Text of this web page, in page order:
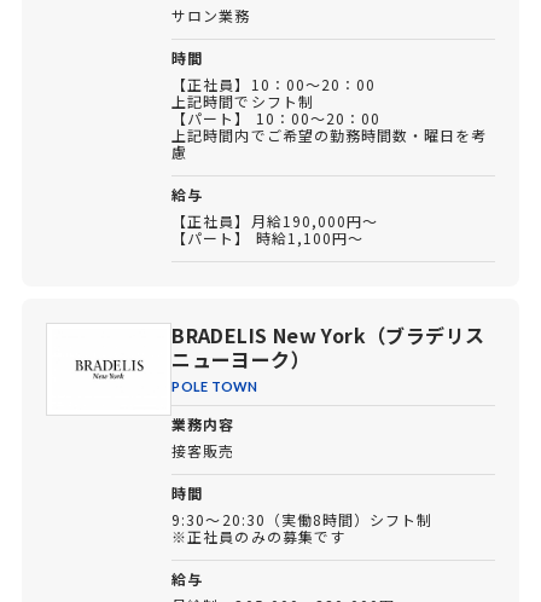
サロン業務
時間
【正社員】10：00～20：00
上記時間でシフト制
【パート】 10：00～20：00
上記時間内でご希望の勤務時間数・曜日を考
慮
給与
【正社員】月給190,000円～
【パート】 時給1,100円～
BRADELIS New York（ブラデリス
ニューヨーク）
POLE TOWN
業務内容
接客販売
時間
9:30～20:30（実働8時間）シフト制
※正社員のみの募集です
給与